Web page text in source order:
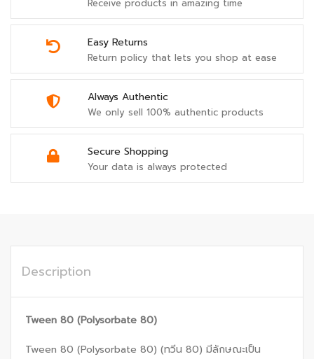
Receive products in amazing time
Easy Returns
Return policy that lets you shop at ease
Always Authentic
We only sell 100% authentic products
Secure Shopping
Your data is always protected
Description
Tween 80 (Polysorbate 80)
Tween 80 (Polysorbate 80) (ทวีน 80) มีลักษณะเป็น